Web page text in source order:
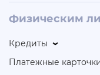
Физическим
Кредиты
Платежные